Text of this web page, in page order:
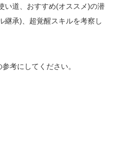
い道、おすすめ(オススメ)の潜
継承)、超覚醒スキルを考察し
考にしてください。